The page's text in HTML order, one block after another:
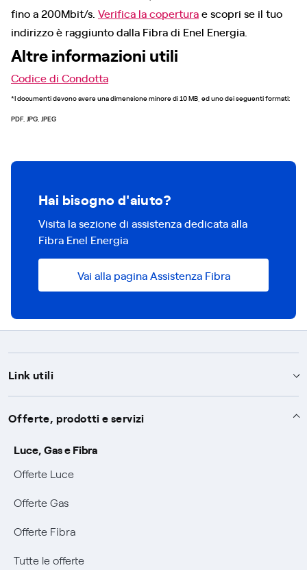
fino a 200Mbit/s. Verifica la coperturae scopri se il tuo
indirizzo è raggiunto dalla Fibra di Enel Energia.
Altre informazioni utili
Codice di Condotta
*I documenti devono avere una dimensione minore di 10 MB, ed uno dei seguenti formati:
PDF, JPG, JPEG
Hai bisogno d'aiuto?
Visita la sezione di assistenza dedicata alla
Fibra Enel Energia
Vai alla pagina Assistenza Fibra
Link utili
Assistenza
Avvisi
SOS luce e gas
Conciliazioni e risoluzione delle controversie
Negoziazione paritetica
Informazioni Sisma
Servizi
Servizio di salvaguardia
Servizio default di distribuzione
Tutele graduali
FUI
Collabora con noi
Sponsorizzazioni
Diventa nostro partner
Modulistica e reclami
Offerte, prodotti e servizi
Luce, Gas e Fibra
Offerte Luce
Offerte Gas
Offerte Fibra
Tutte le offerte